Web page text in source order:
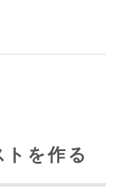
トを作る